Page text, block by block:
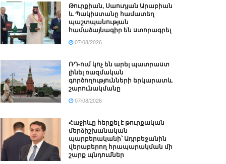
Թուրքիան, Սաուդյան Արաբիան
և Պակիստանը համատեղ
պաշտպանության
համաձայնագիր են ստորագրել
07/08/2026
ՌԴ-ում կոչ են արել պատրաստ
լինել ռազմական
գործողությունների երկարատև
շարունակմանը
07/08/2026
Հաջիևը հերքել է թուրքական
մերձիշխանական
պարբերականի՝ Ադրբեջանին
վերաբերող հրապարակման մի
շարք պնդումներ